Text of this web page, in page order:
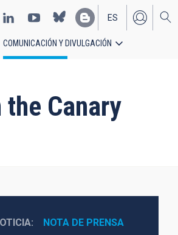
EN
ES
COMUNICACIÓN Y DIVULGACIÓN
Canary
NOTA DE PRENSA